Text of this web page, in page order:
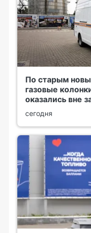
По старым
газовые
оказались вне
сегодня